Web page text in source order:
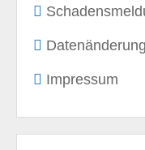
Datenänderung
Impressum